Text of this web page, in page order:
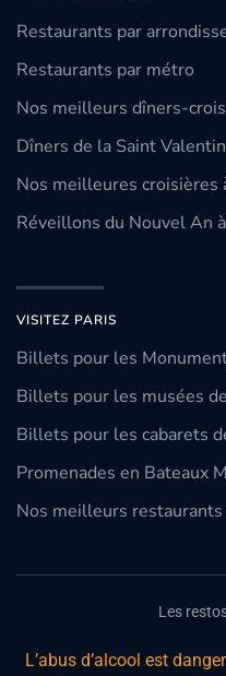
Restaurants par
Restaurants par métro
Nos meilleurs dîners-
Dîners de la Saint Valentin
Nos meilleures croisières
Réveillons du Nouvel An
VISITEZ PARIS
Billets pour les
Billets pour les musées
Billets pour les cabarets
Promenades en Bateaux
Nos meilleurs
Les
L’abus d’alcool est